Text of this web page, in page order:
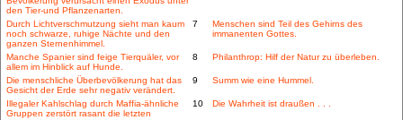
den Tier-und Pflanzenarten.
Durch Lichtverschmutzung sieht man kaum
noch schwarze, ruhige Nächte und den
ganzen Sternenhimmel.
7
Menschen sind Teil des Gehirns des
immanenten Gottes.
Manche Spanier sind feige Tierquäler, vor
allem im Hinblick auf Hunde.
8 Philanthrop: Hilf der Natur zu überleben.
Die menschliche Überbevölkerung hat das
Gesicht der Erde sehr negativ verändert.
9 Summ wie eine Hummel.
Illegaler Kahlschlag durch Maffia-ähnliche
Gruppen zerstört rasant die letzten
10 Die Wahrheit ist draußen . . .